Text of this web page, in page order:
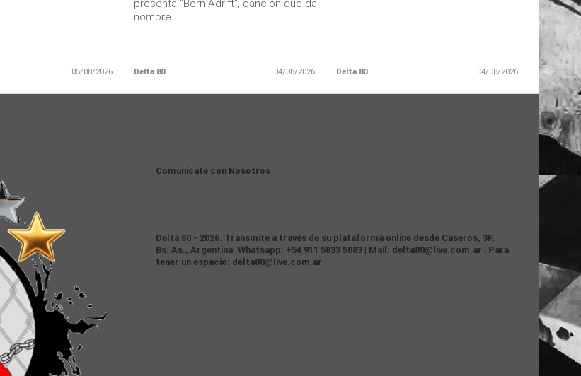
05/08/2026
presenta “Born Adrift”, canción que da
nombre...
Delta 80 04/08/2026 Delta 80 04/08/2026
Comunicate con Nosotros
Delta 80 - 2026. Transmite a través de su plataforma online desde Caseros, 3F,
Bs. As., Argentina. Whatsapp: +54 911 5833 5083 | Mail: delta80@live.com.ar | Para
tener un espacio: delta80@live.com.ar